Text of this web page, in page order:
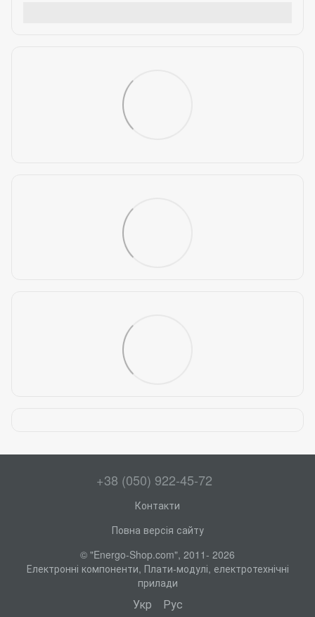
+38 (050) 922-45-72
Контакти
Повна версія сайту
© "Energo-Shop.com", 2011- 2026
Електронні компоненти, Плати-модулі, електротехнічні
прилади
Укр Рус